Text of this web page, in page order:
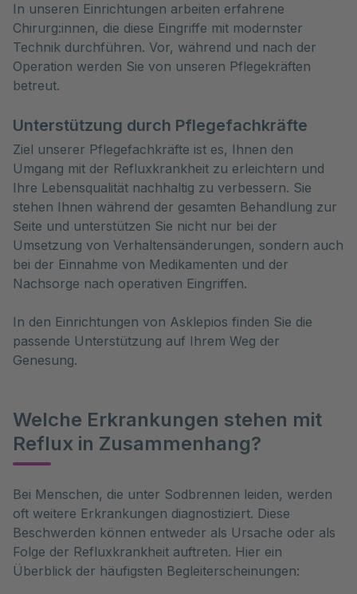
In unseren Einrichtungen arbeiten erfahrene
Chirurg:innen, die diese Eingriffe mit modernster
Technik durchführen. Vor, während und nach der
Operation werden Sie von unseren Pflegekräften
betreut.
Unterstützung durch Pflegefachkräfte
Ziel unserer Pflegefachkräfte ist es, Ihnen den
Umgang mit der Refluxkrankheit zu erleichtern und
Ihre Lebensqualität nachhaltig zu verbessern. Sie
stehen Ihnen während der gesamten Behandlung zur
Seite und unterstützen Sie nicht nur bei der
Umsetzung von Verhaltensänderungen, sondern auch
bei der Einnahme von Medikamenten und der
Nachsorge nach operativen Eingriffen.
In den Einrichtungen von Asklepios finden Sie die
passende Unterstützung auf Ihrem Weg der
Genesung.
Welche Erkrankungen stehen mit
Reflux in Zusammenhang?
Bei Menschen, die unter Sodbrennen leiden, werden
oft weitere Erkrankungen diagnostiziert. Diese
Beschwerden können entweder als Ursache oder als
Folge der Refluxkrankheit auftreten. Hier ein
Überblick der häufigsten Begleiterscheinungen: